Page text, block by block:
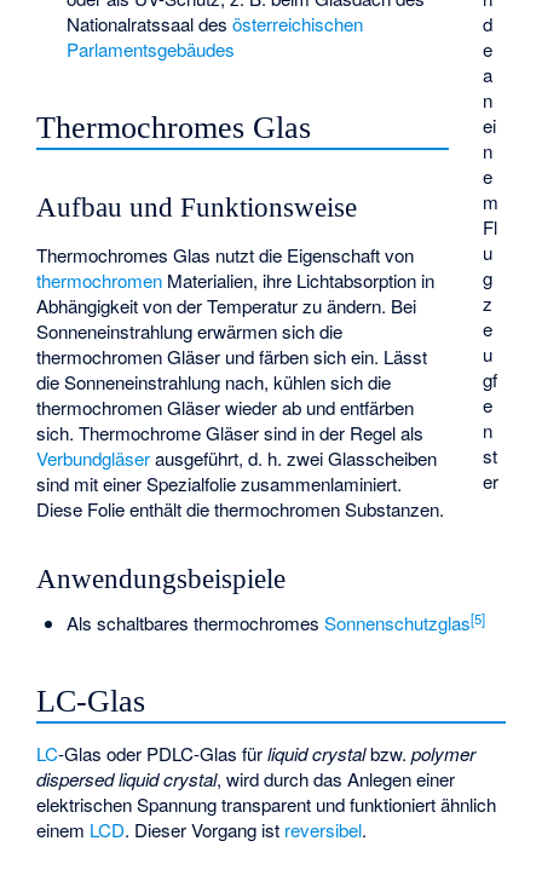
d
e
a
n
ei
n
e
m
Fl
u
g
z
e
u
gf
e
n
st
er
Nationalratssaal des österreichischen
Parlamentsgebäudes
Thermochromes Glas
Aufbau und Funktionsweise
Thermochromes Glas nutzt die Eigenschaft von
thermochromen Materialien, ihre Lichtabsorption in
Abhängigkeit von der Temperatur zu ändern. Bei
Sonneneinstrahlung erwärmen sich die
thermochromen Gläser und färben sich ein. Lässt
die Sonneneinstrahlung nach, kühlen sich die
thermochromen Gläser wieder ab und entfärben
sich. Thermochrome Gläser sind in der Regel als
Verbundgläserausgeführt, d. h. zwei Glasscheiben
sind mit einer Spezialfolie zusammenlaminiert.
Diese Folie enthält die thermochromen Substanzen.
Anwendungsbeispiele
Als schaltbares thermochromes Sonnenschutzglas[5]
LC-Glas
LC-Glas oder PDLC-Glas fürliquid crystalbzw.polymer
dispersed liquid crystal, wird durch das Anlegen einer
elektrischen Spannung transparent und funktioniert ähnlich
einem LCD. Dieser Vorgang ist reversibel.